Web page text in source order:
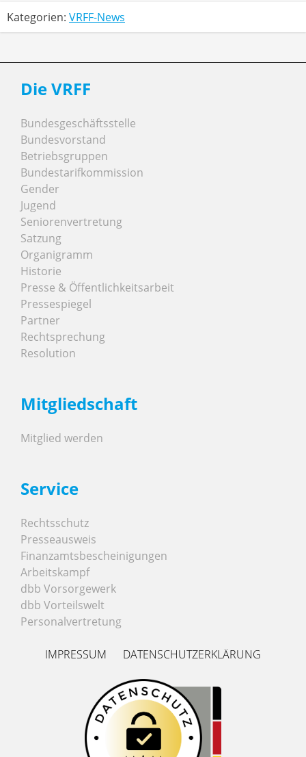
Kategorien: VRFF-News
Die VRFF
Bundesgeschäftsstelle
Bundesvorstand
Betriebsgruppen
Bundestarifkommission
Gender
Jugend
Seniorenvertretung
Satzung
Organigramm
Historie
Presse & Öffentlichkeitsarbeit
Pressespiegel
Partner
Rechtsprechung
Resolution
Mitgliedschaft
Mitglied werden
Service
Rechtsschutz
Presseausweis
Finanzamtsbescheinigungen
Arbeitskampf
dbb Vorsorgewerk
dbb Vorteilswelt
Personalvertretung
IMPRESSUM DATENSCHUTZERKLÄRUNG